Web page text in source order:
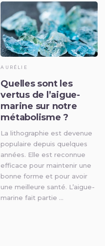
AURÉLIE
Quelles sont les
vertus de l’aigue-
marine sur notre
métabolisme ?
La lithographie est devenue
populaire depuis quelques
années. Elle est reconnue
efficace pour maintenir une
bonne forme et pour avoir
une meilleure santé. L’aigue-
marine fait partie …